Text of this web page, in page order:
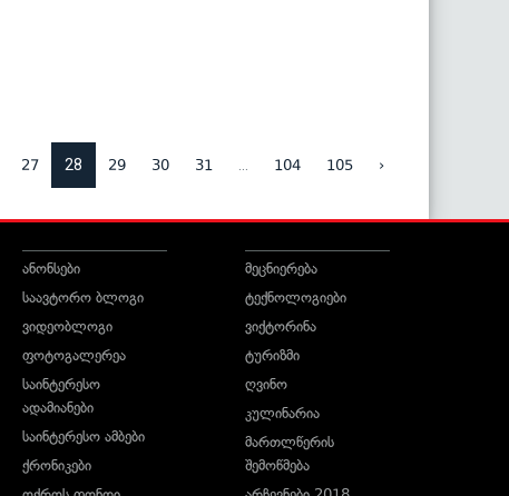
27 28 29 30 31 104 105 ›
ანონსები
საავტორო ბლოგი
ვიდეობლოგი
ფოტოგალერეა
საინტერესო
ადამიანები
საინტერესო ამბები
ქრონიკები
მეცნიერება
ტექნოლოგიები
ვიქტორინა
ტურიზმი
ღვინო
კულინარია
მართლწერის
შემოწმება